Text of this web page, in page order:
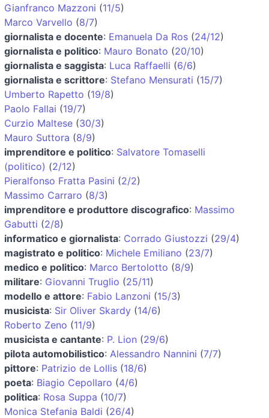
Gianfranco Mazzoni (11/5)
Marco Varvello (8/7)
giornalista e docente: Emanuela Da Ros (24/12)
giornalista e politico: Mauro Bonato (20/10)
giornalista e saggista: Luca Raffaelli (6/6)
giornalista e scrittore: Stefano Mensurati (15/7)
Umberto Rapetto (19/8)
Paolo Fallai (19/7)
Curzio Maltese (30/3)
Mauro Suttora (8/9)
imprenditore e politico: Salvatore Tomaselli
(politico) (2/12)
Pieralfonso Fratta Pasini (2/2)
Massimo Carraro (8/3)
imprenditore e produttore discografico: Massimo
Gabutti (2/8)
informatico e giornalista: Corrado Giustozzi (29/4)
magistrato e politico: Michele Emiliano (23/7)
medico e politico: Marco Bertolotto (8/9)
militare: Giovanni Truglio (25/11)
modello e attore: Fabio Lanzoni (15/3)
musicista: Sir Oliver Skardy (14/6)
Roberto Zeno (11/9)
musicista e cantante: P. Lion (29/6)
pilota automobilistico: Alessandro Nannini (7/7)
pittore: Patrizio de Lollis (18/6)
poeta: Biagio Cepollaro (4/6)
politica: Rosa Suppa (10/7)
Monica Stefania Baldi (26/4)